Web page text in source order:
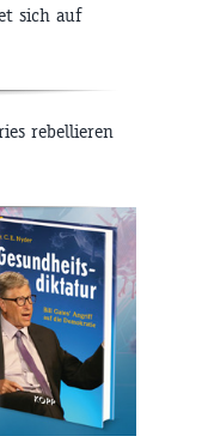
sich auf
rebellieren